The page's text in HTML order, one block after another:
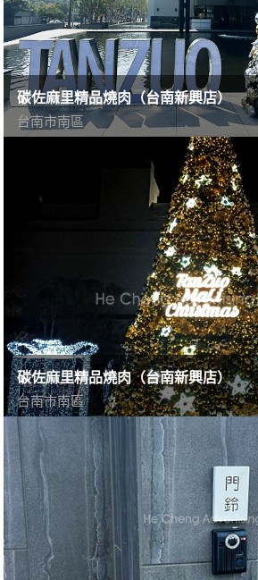
碳佐麻里精品燒肉（台南新興店）
台南市南區
碳佐麻里精品燒肉（台南新興店）
台南市南區